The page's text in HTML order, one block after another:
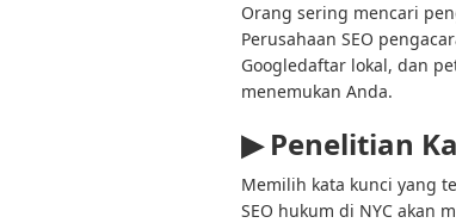
Orang sering mencari
Perusahaan SEO
Googledaftar lokal, dan
menemukan Anda.
▶Penelitian
Memilih kata kunci yang
SEO hukum di NYC akan